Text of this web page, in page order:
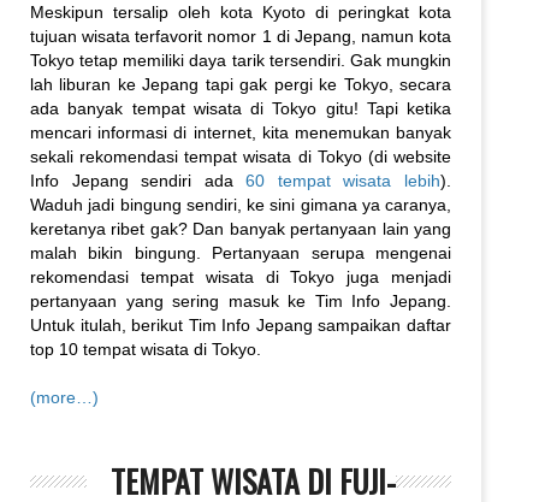
Meskipun tersalip oleh kota Kyoto di peringkat kota
tujuan wisata terfavorit nomor 1 di Jepang, namun kota
Tokyo tetap memiliki daya tarik tersendiri. Gak mungkin
lah liburan ke Jepang tapi gak pergi ke Tokyo, secara
ada banyak tempat wisata di Tokyo gitu! Tapi ketika
mencari informasi di internet, kita menemukan banyak
sekali rekomendasi tempat wisata di Tokyo (di website
Info Jepang sendiri ada60 tempat wisata lebih).
Waduh jadi bingung sendiri, ke sini gimana ya caranya,
keretanya ribet gak? Dan banyak pertanyaan lain yang
malah bikin bingung. Pertanyaan serupa mengenai
rekomendasi tempat wisata di Tokyo juga menjadi
pertanyaan yang sering masuk ke Tim Info Jepang.
Untuk itulah, berikut Tim Info Jepang sampaikan daftar
top 10 tempat wisata di Tokyo.
(more…)
TEMPAT WISATA DI FUJI-